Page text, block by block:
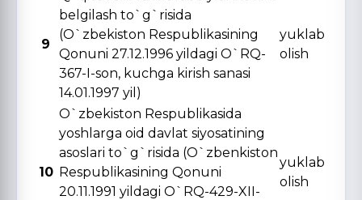
9
belgilash to`g`risida
(O`zbekiston Respublikasining
Qonuni 27.12.1996 yildagi O`RQ-
367-I-son, kuchga kirish sanasi
14.01.1997 yil)
yuklab
olish
10
O`zbekiston Respublikasida
yoshlarga oid davlat siyosatining
asoslari to`g`risida (O`zbenkiston
Respublikasining Qonuni
20.11.1991 yildagi O`RQ-429-XII-
yuklab
olish